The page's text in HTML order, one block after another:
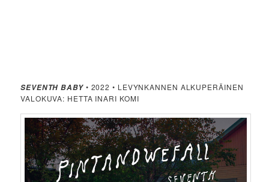
SEVENTH BABY• 2022 • LEVYNKANNEN ALKUPERÄINEN
VALOKUVA: HETTA INARI KOMI